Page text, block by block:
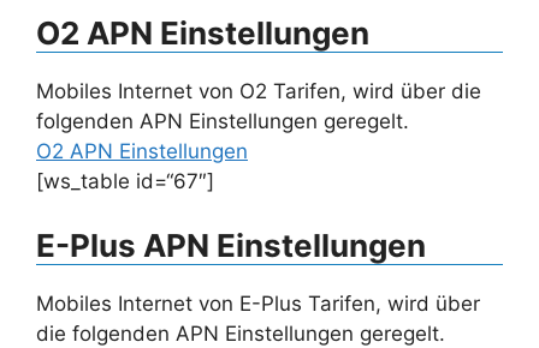
O2 APN Einstellungen
Mobiles Internet von O2 Tarifen, wird über die
folgenden APN Einstellungen geregelt.
O2 APN Einstellungen
[ws_table id=“67″]
E-Plus APN Einstellungen
Mobiles Internet von E-Plus Tarifen, wird über
die folgenden APN Einstellungen geregelt.